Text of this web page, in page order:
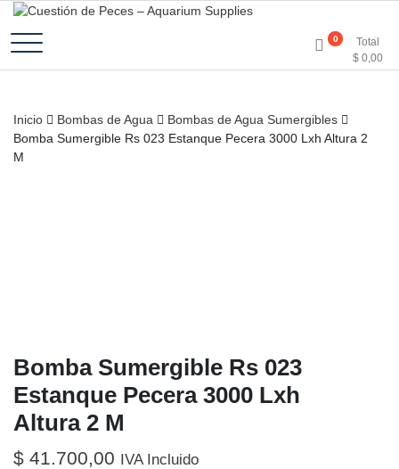
Cuestión de Peces –
Aquarium Supplies
0
Total
$ 0,00
Inicio Bombas de Agua
Bombas de Agua Sumergibles
Bomba Sumergible Rs 023 Estanque Pecera 3000 Lxh Altura 2
M
Bomba Sumergible Rs 023
Estanque Pecera 3000 Lxh
Altura 2 M
$ 41.700,00 IVA Incluido